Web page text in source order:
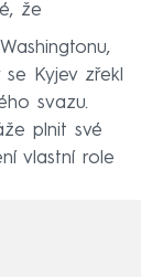
že
Kyjev zřekl
svazu.
plnit své
vlastní role